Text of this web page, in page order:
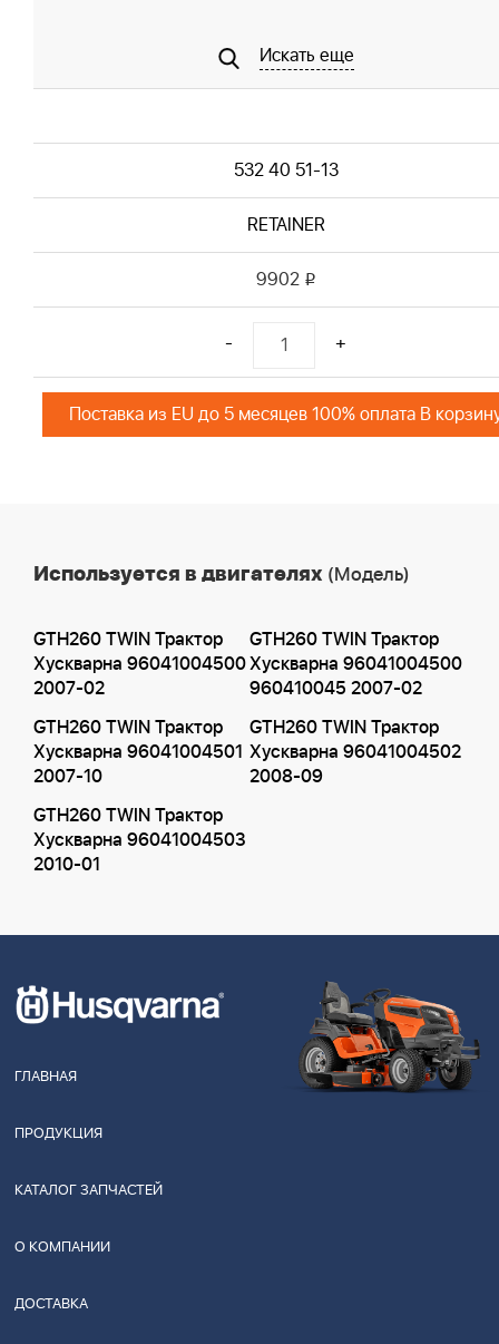
Искать еще
532 40 51-13
RETAINER
9902 i
- +
Поставка из EU до 5 месяцев 100% оплата В
Используется в двигателях (Модель)
GTH260 TWIN Трактор
Хускварна 96041004500
2007-02
GTH260 TWIN Трактор
Хускварна 96041004500
960410045 2007-02
GTH260 TWIN Трактор
Хускварна 96041004501
2007-10
GTH260 TWIN Трактор
Хускварна 96041004502
2008-09
GTH260 TWIN Трактор
Хускварна 96041004503
2010-01
ГЛАВНАЯ
ПРОДУКЦИЯ
КАТАЛОГ ЗАПЧАСТЕЙ
О КОМПАНИИ
ДОСТАВКА